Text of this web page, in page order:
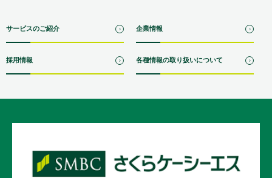
サービスのご紹介 企業情報
採用情報 各種情報の取り扱いについて